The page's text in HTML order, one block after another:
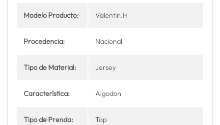
Modelo Producto: Valentin.H
Procedencia: Nacional
Tipo de Material: Jersey
Característica: Algodon
Tipo de Prenda: Top